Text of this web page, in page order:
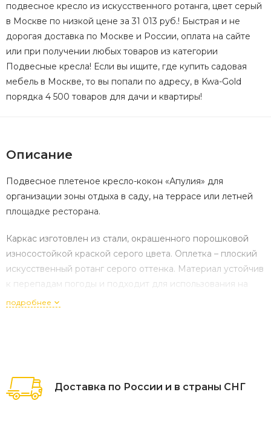
подвесное кресло из искусственного ротанга, цвет серый
в Москве по низкой цене за 31 013 руб.! Быстрая и не
дорогая доставка по Москве и России, оплата на сайте
или при получении любых товаров из категории
Подвесные кресла! Если вы ищите, где купить садовая
мебель в Москве, то вы попали по адресу, в Kwa-Gold
порядка 4 500 товаров для дачи и квартиры!
Описание
Подвесное плетеное кресло-кокон «Апулия» для
организации зоны отдыха в саду, на террасе или летней
площадке ресторана.
Каркас изготовлен из стали, окрашенного порошковой
износостойкой краской серого цвета. Оплетка – плоский
искусственный ротанг серого оттенка. Материал устойчив
к перепадам погоды и подходит для использования на
открытых пространствах.
использованием порошка.
подробнее
Доставка по России и в страны СНГ